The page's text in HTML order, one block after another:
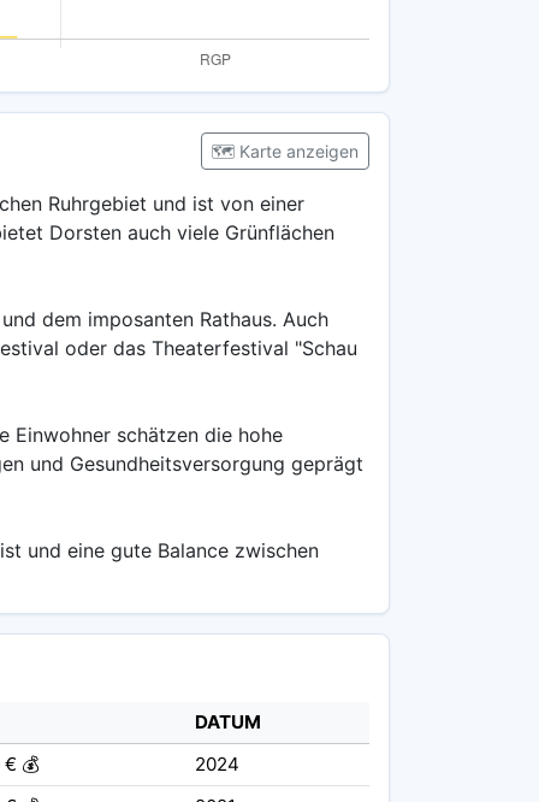
🗺️ Karte anzeigen
Ruhrgebiet und ist von einer
Dorsten auch viele Grünflächen
dem imposanten Rathaus. Auch
oder das Theaterfestival "Schau
Einwohner schätzen die hohe
und Gesundheitsversorgung geprägt
und eine gute Balance zwischen
DATUM
€ 💰
2024